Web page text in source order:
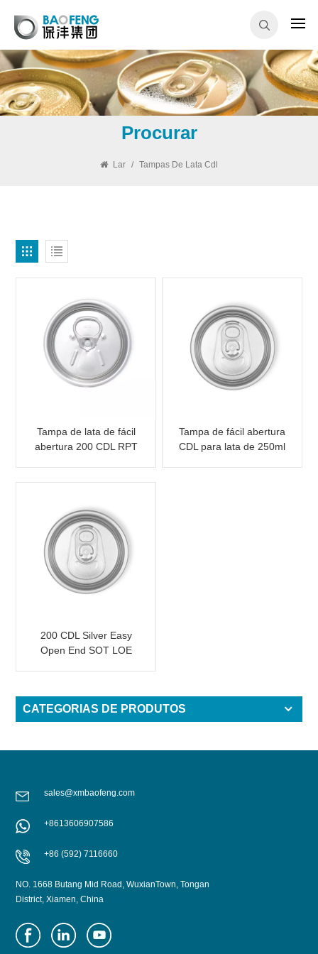
Procurar
Lar / Tampas De Lata Cdl
Tampa de lata de fácil
abertura 200 CDL RPT
Tampa de fácil abertura
CDL para lata de 250ml
200 CDL Silver Easy
Open End SOT LOE
CATEGORIAS DE PRODUTOS
sales@xmbaofeng.com
+8613606907586
+86 (592) 7116660
NO. 1668 Butang Mid Road, WuxianTown, Tongan
District, Xiamen, China